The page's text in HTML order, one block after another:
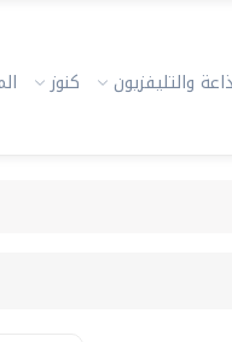
والتليفزيون كنوز